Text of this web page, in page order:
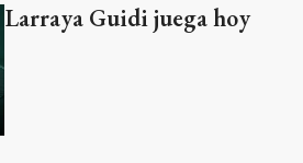
Larraya Guidi juega hoy